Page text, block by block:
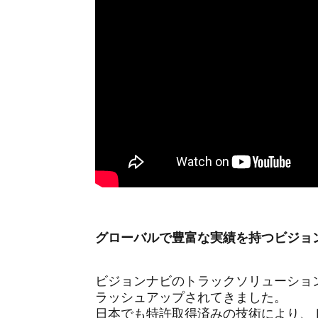
グローバルで豊富な実績を持つビジ
ビジョンナビのトラックソリューシ
ラッシュアップされてきました。
日本でも特許取得済みの技術により